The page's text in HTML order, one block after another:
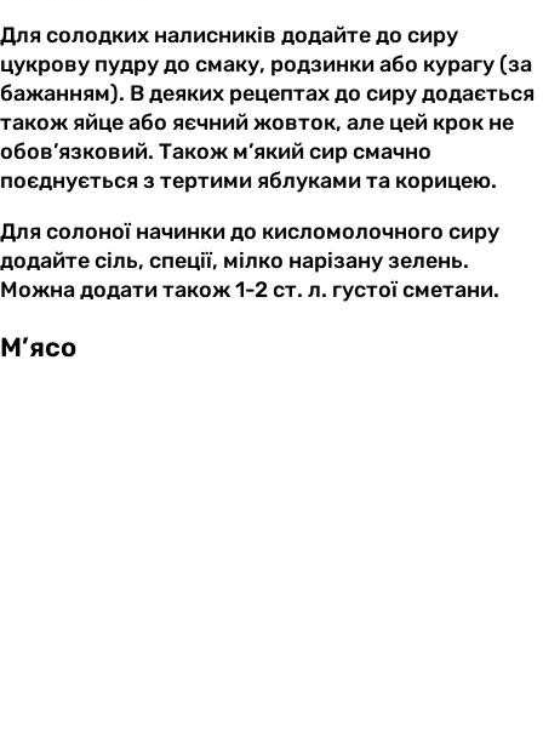
Для солодких налисників додайте до сиру
цукрову пудру до смаку, родзинки або курагу (за
бажанням). В деяких рецептах до сиру додається
також яйце або яєчний жовток, але цей крок не
обов’язковий. Також м’який сир смачно
поєднується з тертими яблуками та корицею.
Для солоної начинки до кисломолочного сиру
додайте сіль, спеції, мілко нарізану зелень.
Можна додати також 1-2 ст. л. густої сметани.
М’ясо